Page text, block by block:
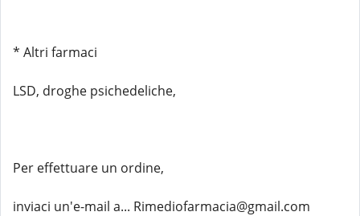
* Altri farmaci
LSD, droghe psichedeliche,
Per effettuare un ordine,
inviaci un'e-mail a... Rimediofarmacia@gmail.com